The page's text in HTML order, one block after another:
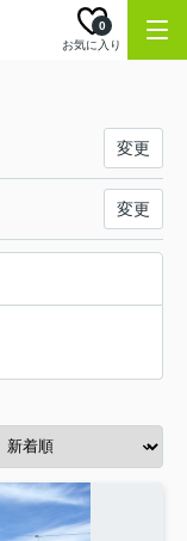
お気に入り
0
変更
変更